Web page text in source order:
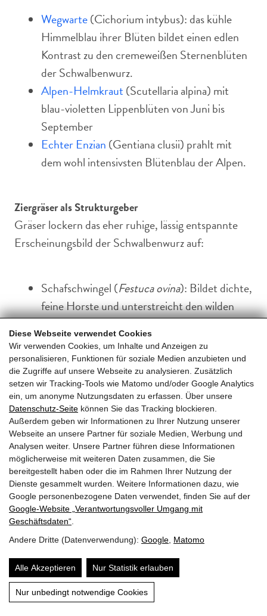
Diese Webseite verwendet Cookies
Wir verwenden Cookies, um Inhalte und Anzeigen zu
personalisieren, Funktionen für soziale Medien anzubieten und
die Zugriffe auf unsere Webseite zu analysieren. Zusätzlich
setzen wir Tracking-Tools wie Matomo und/oder Google Analytics
ein, um anonyme Nutzungsdaten zu erfassen. Über unsere
Datenschutz-Seite können Sie das Tracking blockieren.
Außerdem geben wir Informationen zu Ihrer Nutzung unserer
Webseite an unsere Partner für soziale Medien, Werbung und
Analysen weiter. Unsere Partner führen diese Informationen
möglicherweise mit weiteren Daten zusammen, die Sie
bereitgestellt haben oder die im Rahmen Ihrer Nutzung der
Dienste gesammelt wurden. Weitere Informationen dazu, wie
Google personenbezogene Daten verwendet, finden Sie auf der
Google‑Website „Verantwortungsvoller Umgang mit
Geschäftsdaten“
Andere Dritte (Datenverwendung): Google Matomo
Alle Akzeptieren Nur Statistik erlauben
Nur unbedingt notwendige Cookies
Inhalt
Wegwarte(Cichorium intybus): das kühle
Himmelblau ihrer Blüten bildet einen edlen
Kontrast zu den cremeweißen Sternenblüten
der Schwalbenwurz.
Alpen-Helmkraut(Scutellaria alpina) mit
blau-violetten Lippenblüten von Juni bis
September
Echter Enzian (Gentiana clusii) prahlt mit
dem wohl intensivsten Blütenblau der Alpen.
Ziergräser als Strukturgeber
Gräser lockern das eher ruhige, lässig entspannte
Erscheinungsbild der Schwalbenwurz auf:
Schafschwingel (Festuca ovina): Bildet dichte,
feine Horste und unterstreicht den wilden
Charakter eines Alpinums.
Federgras(Stipa pennata):Die silbrigen,
wehenden Grannen passen optisch
hervorragend zum eher puristischen Look der
Schwalbenwurz.
Kontrastreiche Blühpartner (Gelb & Rot)
Pflanzpartner mit intensiven Farben erzeugen eine
lebendige, alpine Gartengestaltung mit
Schwalbenwurz. Hier stehen die Farben Gelb und
Rot im Fokus als Spiegelbild der Bergwiesen.
Gelbe Skabiose
begeistert von Juli bis November mit gelben,
bienenfreundlichen Blüten.
Gelber Fingerhut(Digitalis lutea)
ebenfalls kalkhaltige Böden und lichten